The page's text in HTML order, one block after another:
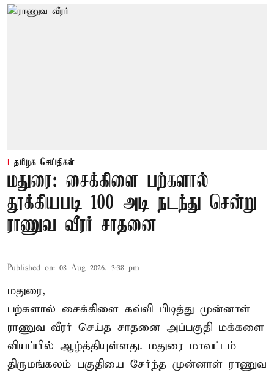
தமிழக செய்திகள்
மதுரை: சைக்கிளை பற்களால்
தூக்கியபடி 100 அடி நடந்து சென்று
ராணுவ வீரர் சாதனை
Published on: 08 Aug 2026, 3:38 pm
மதுரை,
பற்களால் சைக்கிளை கவ்வி பிடித்து முன்னாள்
ராணுவ வீரர் செய்த சாதனை அப்பகுதி மக்களை
வியப்பில் ஆழ்த்தியுள்ளது. மதுரை மாவட்டம்
திருமங்கலம் பகுதியை சேர்ந்த முன்னாள் ராணுவ